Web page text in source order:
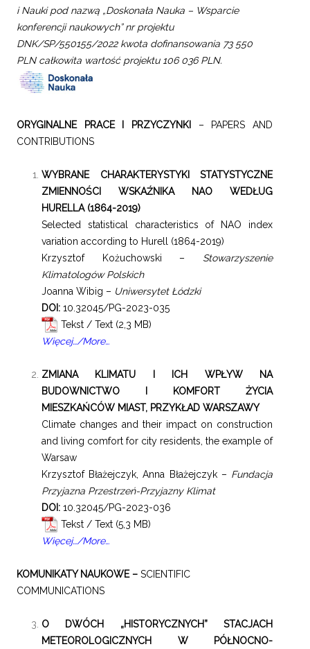
i Nauki pod nazwą „Doskonała Nauka – Wsparcie
konferencji naukowych” nr projektu
DNK/SP/550155/2022 kwota dofinansowania 73 550
PLN całkowita wartość projektu 106 036 PLN.
ORYGINALNE PRACE I PRZYCZYNKI – PAPERS AND
CONTRIBUTIONS
WYBRANE CHARAKTERYSTYKI STATYSTYCZNE
ZMIENNOŚCI WSKAŹNIKA NAO WEDŁUG
HURELLA (1864-2019)
Selected statistical characteristics of NAO index
variation according to Hurell (1864-2019)
Krzysztof Kożuchowski – Stowarzyszenie
Klimatologów Polskich
Joanna Wibig – Uniwersytet Łódzki
DOI: 10.32045/PG-2023-035
Tekst / Text
Więcej…/More…
ZMIANA KLIMATU I ICH WPŁYW NA
BUDOWNICTWO I KOMFORT ŻYCIA
MIESZKAŃCÓW MIAST, PRZYKŁAD WARSZAWY
Climate changes and their impact on construction
and living comfort for city residents, the example of
Warsaw
Krzysztof Błażejczyk, Anna Błażejczyk – Fundacja
Przyjazna Przestrzeń-Przyjazny Klimat
DOI: 10.32045/PG-2023-036
Tekst / Text
Więcej…/More…
KOMUNIKATY NAUKOWE – SCIENTIFIC
COMMUNICATIONS
O DWÓCH „HISTORYCZNYCH” STACJACH
METEOROLOGICZNYCH W PÓŁNOCNO-